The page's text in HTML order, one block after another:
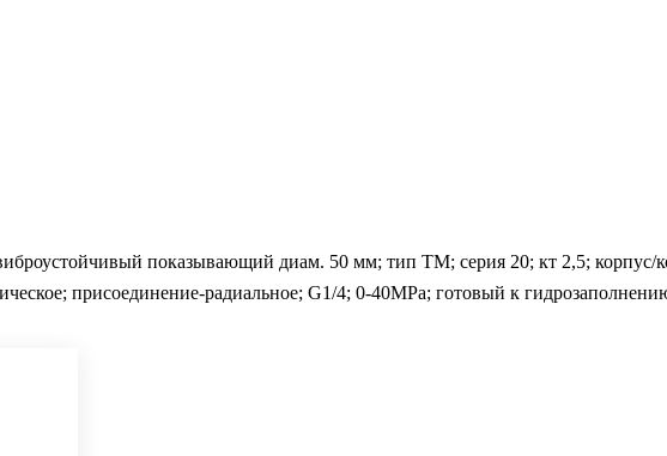
показывающий диам. 50 мм; тип ТМ; серия 20; кт 2,5; корпус/
присоединение-радиальное; G1/4; 0-40MPa; готовый к